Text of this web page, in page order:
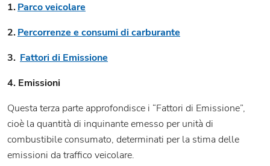
1.Parco veicolare
2.Percorrenze e consumi di carburante
3. Fattori di Emissione
4. Emissioni
Questa terza parte approfondisce i “Fattori di Emissione”,
cioè la quantità di inquinante emesso per unità di
combustibile consumato, determinati per la stima delle
emissioni da traffico veicolare.